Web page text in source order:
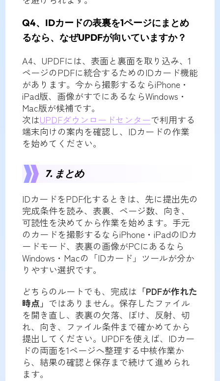
Q4、IDカードの表裏を1ページにまとめ
るなら、なぜUPDFが向いていますか？
A4、UPDFには、表面と裏面を取り込み、1
ページのPDFに統合するためのIDカード機能
があります。今から撮影するならiPhone・
iPad版、画像がすでにあるならWindows・
Mac版が候補です。
次はUPDFダウンロードセンターで利用する
端末向けの案内を確認し、IDカードの作業
を始めてください。
7. まとめ
IDカードをPDF化するときは、先に提出先の
完成条件を読み、表裏、ページ数、向き、
可読性を決めてから作業を始めます。手元
のカードを撮影するならiPhone・iPadのIDカ
ードモード、表裏の画像がPCにあるなら
Windows・Macの「IDカード」ツールが分か
りやすい選択です。
どちらのルートでも、完成は 「PDFが作れた
時点」 ではありません。保存したファイル
を開き直し、表裏の欠落、ぼけ、反射、切
れ、向き、ファイル条件まで確かめてから
提出してください。UPDFを使えば、IDカー
ドの両面を1ページへ整理する中核作業か
ら、結果の確認と保存まで続けて進められ
ます。